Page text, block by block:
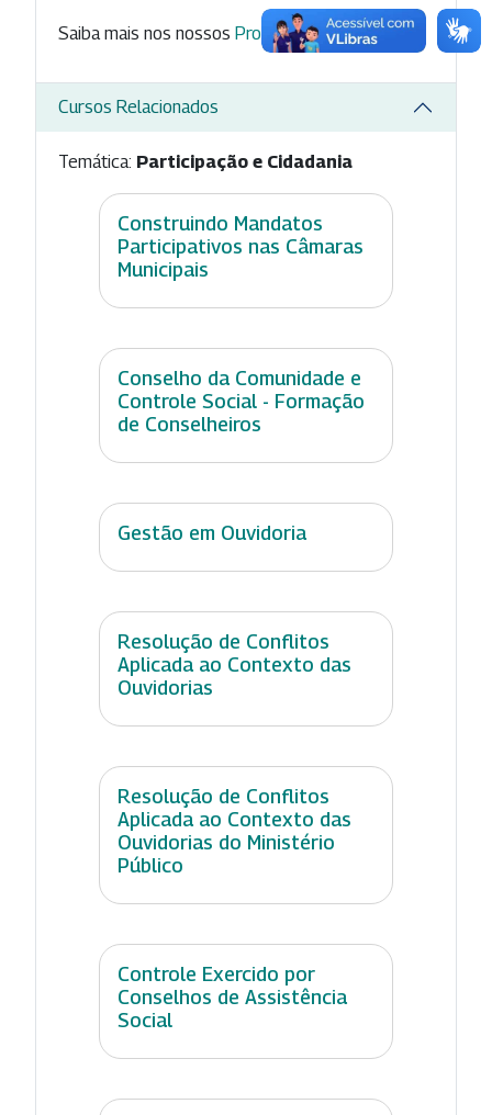
Saiba mais nos nossos Programas
Cursos Relacionados
Temática: Participação e Cidadania
Construindo Mandatos
Participativos nas Câmaras
Municipais
Conselho da Comunidade e
Controle Social - Formação
de Conselheiros
Gestão em Ouvidoria
Resolução de Conflitos
Aplicada ao Contexto das
Ouvidorias
Resolução de Conflitos
Aplicada ao Contexto das
Ouvidorias do Ministério
Público
Controle Exercido por
Conselhos de Assistência
Social